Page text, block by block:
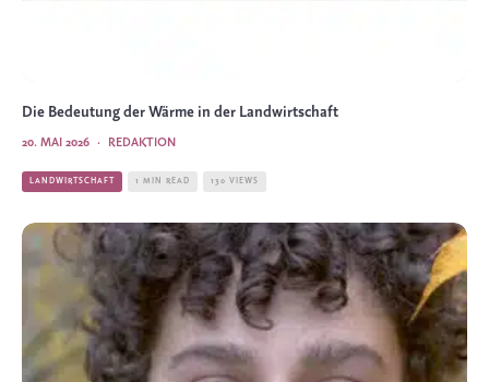
Die Bedeutung der Wärme in der Landwirtschaft
REDAKTION
·
20. MAI 2026
LANDWIRTSCHAFT 1 MIN READ 130 VIEWS